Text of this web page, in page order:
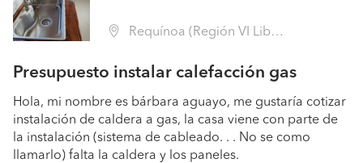
Requínoa (Región VI Libertador B. O'Higgins - Cachapoal)
Presupuesto instalar calefacción gas
Hola, mi nombre es bárbara aguayo, me gustaría cotizar
instalación de caldera a gas, la casa viene con parte de
la instalación (sistema de cableado. . . No se como
llamarlo) falta la caldera y los paneles.